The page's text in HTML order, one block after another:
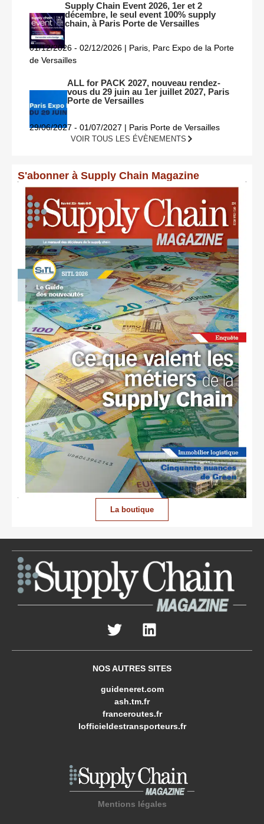
Supply Chain Event 2026, 1er et 2
décembre, le seul event 100% supply
chain, à Paris Porte de Versailles
01/12/2026 - 02/12/2026 | Paris, Parc Expo de la Porte
de Versailles
ALL for PACK 2027, nouveau rendez-
vous du 29 juin au 1er juillet 2027, Paris
Porte de Versailles
29/06/2027 - 01/07/2027 | Paris Porte de Versailles
VOIR TOUS LES ÉVÈNEMENTS
S'abonner à Supply Chain Magazine
La boutique
NOS AUTRES SITES
guideneret.com
ash.tm.fr
franceroutes.fr
lofficieldestransporteurs.fr
Mentions légales